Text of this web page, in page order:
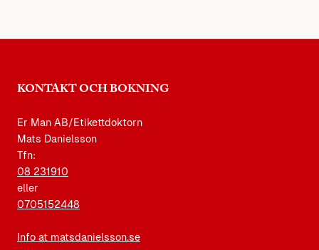
KONTAKT OCH BOKNING
Er Man AB/Etikettdoktorn
Mats Danielsson
Tfn:
08 231910
eller
0705152448
Info at matsdanielsson.se